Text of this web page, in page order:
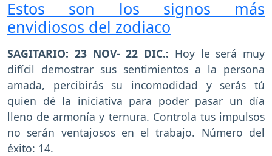
Estos son los signos más
envidiosos del zodiaco
SAGITARIO: 23 NOV- 22 DIC.: Hoy le será muy
difícil demostrar sus sentimientos a la persona
amada, percibirás su incomodidad y serás tú
quien dé la iniciativa para poder pasar un día
lleno de armonía y ternura. Controla tus impulsos
no serán ventajosos en el trabajo. Número del
éxito: 14.